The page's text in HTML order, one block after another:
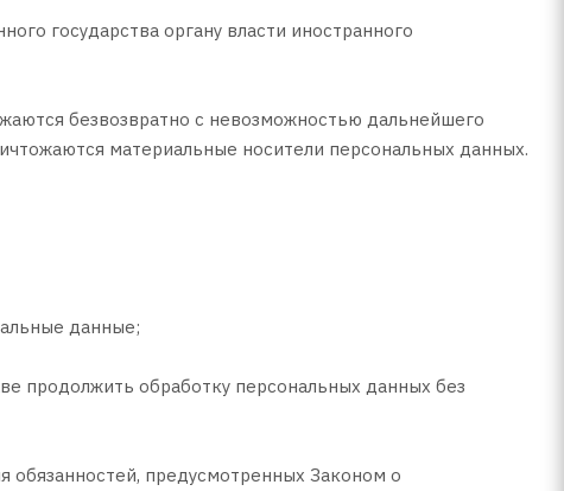
государства органу власти иностранного
безвозвратно с невозможностью дальнейшего
материальные носители персональных данных.
данные;
продолжить обработку персональных данных без
обязанностей, предусмотренных Законом о